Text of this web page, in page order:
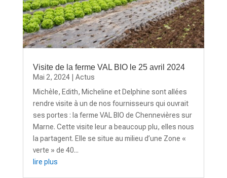
Visite de la ferme VAL BIO le 25 avril 2024
Mai 2, 2024| Actus
Michèle, Edith, Micheline et Delphine sont allées
rendre visite à un de nos fournisseurs qui ouvrait
ses portes : la ferme VAL BIO de Chennevières sur
Marne. Cette visite leur a beaucoup plu, elles nous
la partagent. Elle se situe au milieu d’une Zone «
verte » de 40...
lire plus